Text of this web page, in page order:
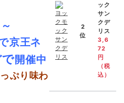
～
京王ネ
で開催中
ぷり味わ
2
位
ック
サン
クデ
リス
3,6
72
円
（税
込）